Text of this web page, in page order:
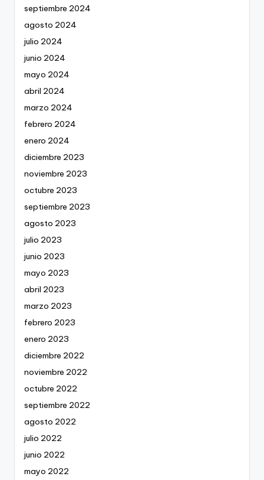
septiembre 2024
agosto 2024
julio 2024
junio 2024
mayo 2024
abril 2024
marzo 2024
febrero 2024
enero 2024
diciembre 2023
noviembre 2023
octubre 2023
septiembre 2023
agosto 2023
julio 2023
junio 2023
mayo 2023
abril 2023
marzo 2023
febrero 2023
enero 2023
diciembre 2022
noviembre 2022
octubre 2022
septiembre 2022
agosto 2022
julio 2022
junio 2022
mayo 2022